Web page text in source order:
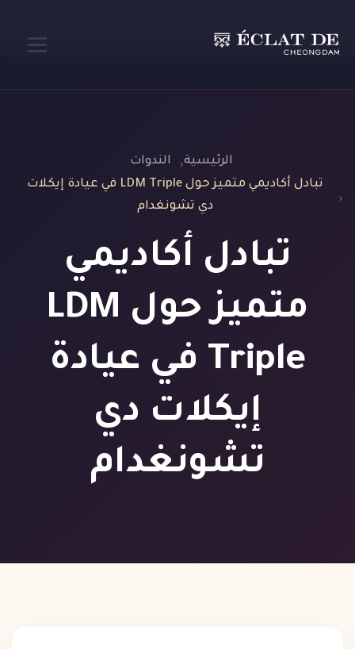
الرئيسية
الندوات
تبادل أكاديمي متميز حول LDM Triple في عيادة إيكلات
دي تشونغدام
تبادل أكاديمي
متميز حول LDM
Triple في عيادة
إيكلات دي
تشونغدام